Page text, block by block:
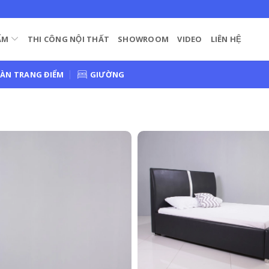
THI CÔNG NỘI THẤT SHOWROOM VIDEO LIÊN HỆ
TRANG ĐIỂM GIƯỜNG